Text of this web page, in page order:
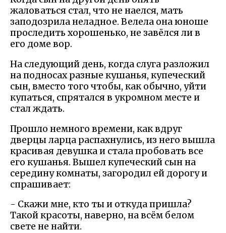
жаловаться стал, что не наелся, мать
заподозрила неладное. Велела она юноше
проследить хорошенько, не завёлся ли в
его доме вор.
На следующий день, когда слуга разложил
на подносах разные кушанья, купеческий
сын, вместо того чтобы, как обычно, уйти
купаться, спрятался в укромном месте и
стал ждать.
Прошло немного времени, как вдруг
дверцы ларца распахнулись, из него вышла
красивая девушка и стала пробовать все
его кушанья. Вышел купеческий сын на
середину комнаты, загородил ей дорогу и
спрашивает:
- Скажи мне, кто ты и откуда пришла?
Такой красоты, наверно, на всём белом
свете не найти.